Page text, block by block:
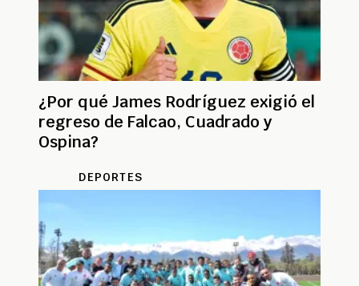
¿Por qué James Rodríguez exigió el
regreso de Falcao, Cuadrado y
Ospina?
DEPORTES